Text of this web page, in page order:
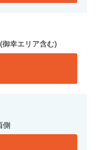
(御幸エリア含む)
側